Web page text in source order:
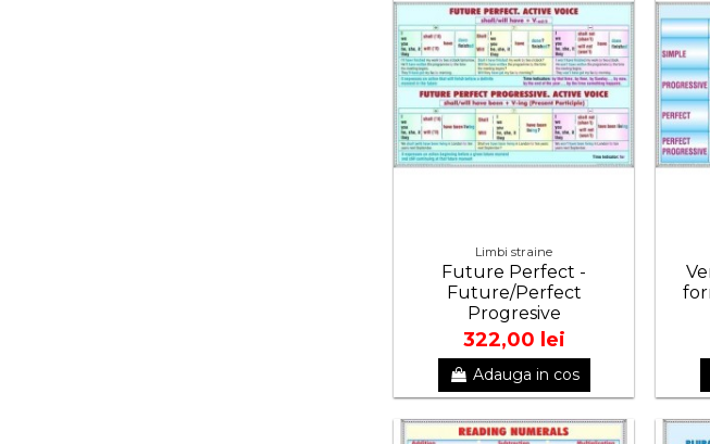
Limbi straine
Future Perfect -
Future/Perfect
Progresive
322,00 lei
Adauga in cos